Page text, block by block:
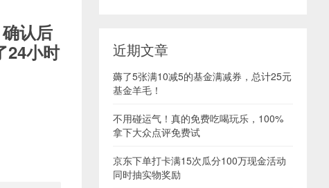
认后
24小时
近期文章
薅了5张满10减5的基金满减券，总计25元
基金羊毛！
不用碰运气！真的免费吃喝玩乐，100%
拿下大众点评免费试
京东下单打卡满15次瓜分100万现金活动
同时抽实物奖励